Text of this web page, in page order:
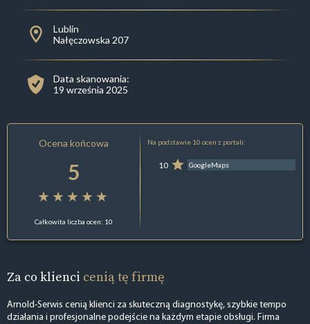
Lublin
Nałęczowska 207
Data skanowania:
19 września 2025
Ocena końcowa
5
Całkowita liczba ocen: 10
Na podstawie 10 ocen z portali:
10 GoogleMaps
Za co klienci cenią tę firmę
Arnold-Serwis cenią klienci za skuteczną diagnostykę, szybkie tempo
działania i profesjonalne podejście na każdym etapie obsługi. Firma